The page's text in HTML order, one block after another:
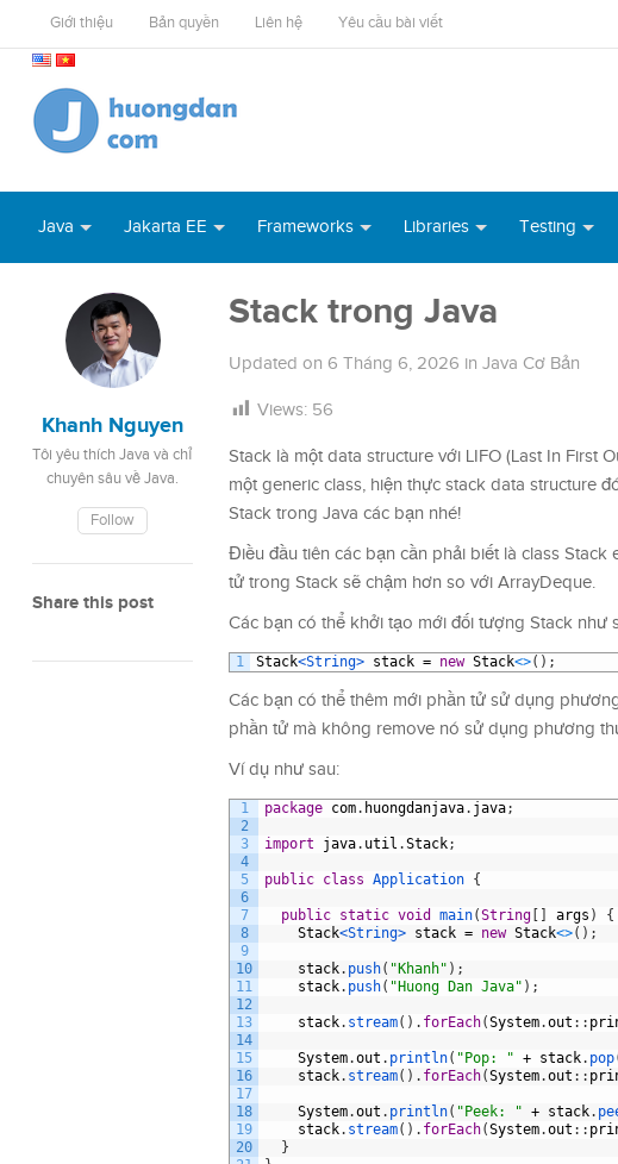
Giới thiệu Bản quyền Liên hệ Yêu cầu bài viết
Java Jakarta EE Frameworks Libraries Testing
Khanh Nguyen
Tôi yêu thích Java và chỉ
chuyên sâu về Java.
Follow
Share this post
Stack trong Java
Updated on 6 Tháng 6, 2026 in Java Cơ Bản
Views: 56
Stack là một data structure với LIFO (Last In First
một generic class, hiện thực stack data structure
Stack trong Java các bạn nhé!
Điều đầu tiên các bạn cần phải biết là class
tử trong Stack sẽ chậm hơn so với ArrayDeque.
Các bạn có thể khởi tạo mới đối tượng Stack như
1 Stack<String> stack = new Stack<>( ) ;
Các bạn có thể thêm mới phần tử sử dụng
phần tử mà không remove nó sử dụng phương
Ví dụ như sau:
1
2
3
4
5
6
7
8
9
10
11
12
13
14
15
16
17
18
19
20
package com. huongdanjava. java;
import java. util .Stack;
public class Application {
public static void main(String args )
{
Stack<String> stack = new Stack<>( ) ;
stack. push( "Khanh" ) ;
stack. push( "Huong Dan Java" ) ;
stack. stream( ) . forEach(System.out : :
System.out . println( "Pop: " + stack. pop
stack. stream( ) . forEach(System.out : :
System.out . println( "Peek: " + stack.
stack. stream( ) . forEach(System.out : :
}